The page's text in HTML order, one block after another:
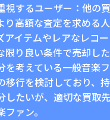
視するユーザー：他の
り高額な査定を求める人
アイテムやレアなレコ
限り良い条件で売却した
を考えている一般音楽
移行を検討しており、
したいが、適切な買取
ァン。